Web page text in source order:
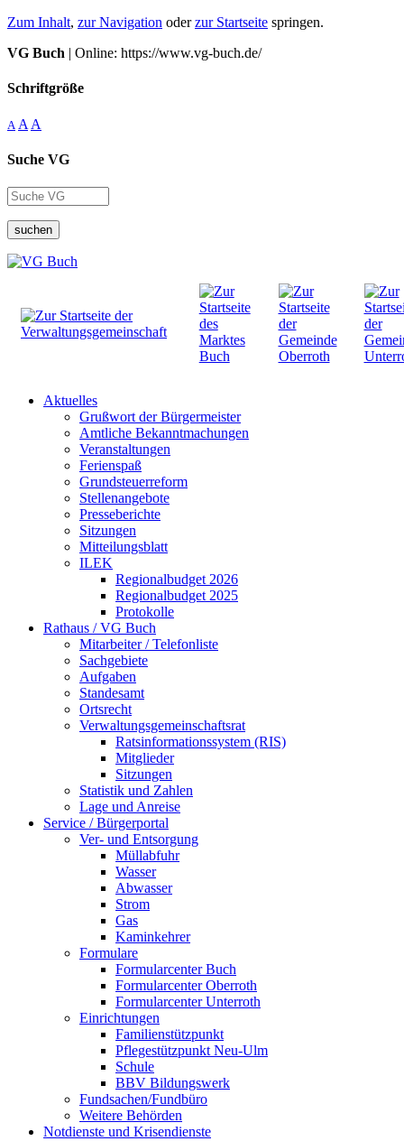
Zum Inhalt, zur Navigation oderzur Startseite springen.
VG Buch | Online: https://www.vg-buch.de/
Schriftgröße
A A A
Suche VG
suchen
Aktuelles
Grußwort der Bürgermeister
Amtliche Bekanntmachungen
Veranstaltungen
Ferienspaß
Grundsteuerreform
Stellenangebote
Presseberichte
Sitzungen
Mitteilungsblatt
ILEK
Regionalbudget 2026
Regionalbudget 2025
Protokolle
Rathaus / VG Buch
Mitarbeiter / Telefonliste
Sachgebiete
Aufgaben
Standesamt
Ortsrecht
Verwaltungsgemeinschaftsrat
Ratsinformationssystem (RIS)
Mitglieder
Sitzungen
Statistik und Zahlen
Lage und Anreise
Service / Bürgerportal
Ver- und Entsorgung
Müllabfuhr
Wasser
Abwasser
Strom
Gas
Kaminkehrer
Formulare
Formularcenter Buch
Formularcenter Oberroth
Formularcenter Unterroth
Einrichtungen
Familienstützpunkt
Pflegestützpunkt Neu-Ulm
Schule
BBV Bildungswerk
Fundsachen/Fundbüro
Weitere Behörden
Notdienste und Krisendienste